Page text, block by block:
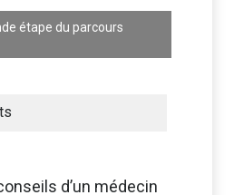
étape du parcours
d’un médecin